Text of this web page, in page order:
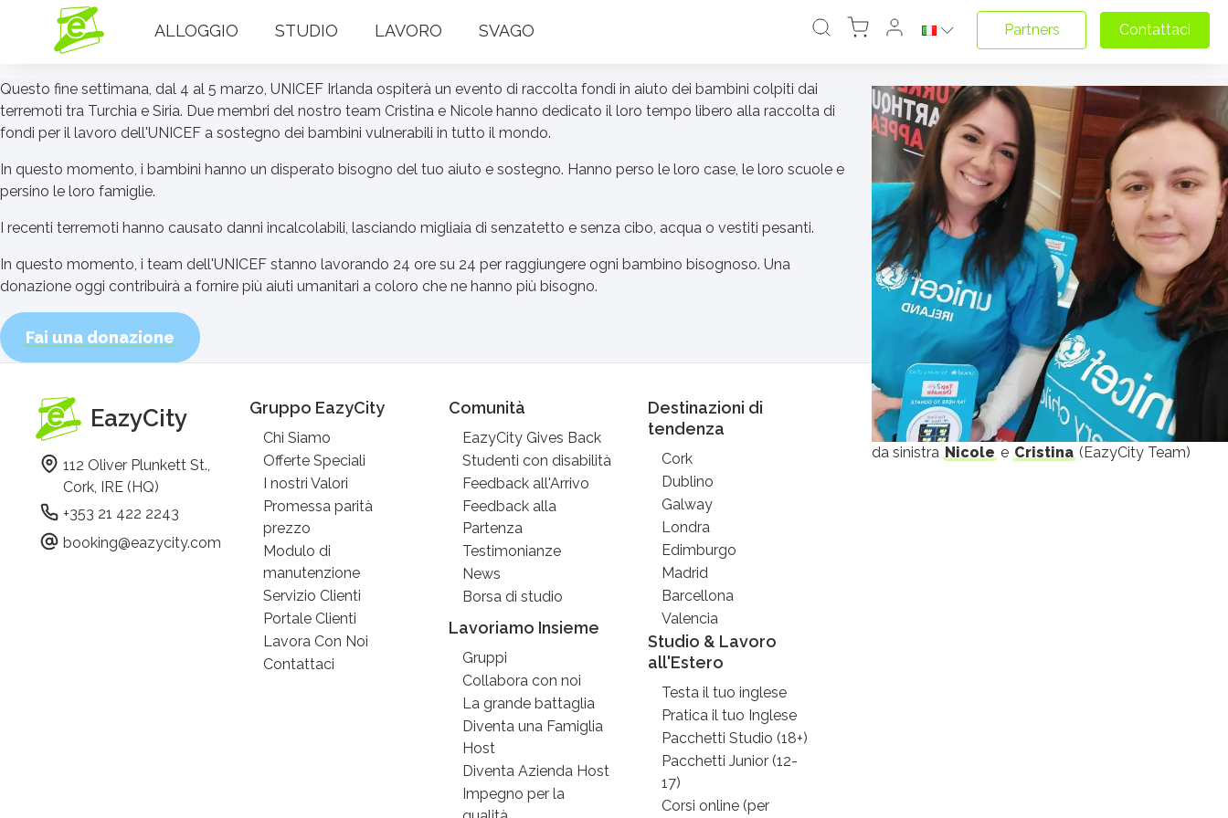
ALLOGGIO STUDIO LAVORO SVAGO Partners Contattaci
da sinistra Nicole e Cristina (EazyCity Team)
Questo fine settimana, dal 4 al 5 marzo, UNICEF Irlanda ospiterà un evento di raccolta fondi in aiuto dei bambini colpiti dai
terremoti tra Turchia e Siria. Due membri del nostro team Cristina e Nicole hanno dedicato il loro tempo libero alla raccolta di
fondi per il lavoro dell'UNICEF a sostegno dei bambini vulnerabili in tutto il mondo.
In questo momento, i bambini hanno un disperato bisogno del tuo aiuto e sostegno. Hanno perso le loro case, le loro scuole e
persino le loro famiglie.
I recenti terremoti hanno causato danni incalcolabili, lasciando migliaia di senzatetto e senza cibo, acqua o vestiti pesanti.
In questo momento, i team dell'UNICEF stanno lavorando 24 ore su 24 per raggiungere ogni bambino bisognoso. Una
donazione oggi contribuirà a fornire più aiuti umanitari a coloro che ne hanno più bisogno.
Fai una donazione
EazyCity
112 Oliver Plunkett St.,
Cork, IRE (HQ)
+353 21 422 2243
booking@eazycity.com
Gruppo EazyCity
Chi Siamo
Offerte Speciali
I nostri Valori
Promessa parità
prezzo
Modulo di
manutenzione
Servizio Clienti
Portale Clienti
Lavora Con Noi
Contattaci
Comunità
EazyCity Gives Back
Studenti con disabilità
Feedback all'Arrivo
Feedback alla
Partenza
Testimonianze
News
Borsa di studio
Lavoriamo Insieme
Gruppi
Collabora con noi
La grande battaglia
Diventa una Famiglia
Host
Diventa Azienda Host
Impegno per la
Destinazioni di
tendenza
Cork
Dublino
Galway
Londra
Edimburgo
Madrid
Barcellona
Valencia
Studio & Lavoro
all'Estero
Testa il tuo inglese
Pratica il tuo Inglese
Pacchetti Studio (18+)
Pacchetti Junior (12-
17)
Corsi online (per